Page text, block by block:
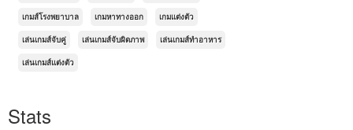
เกมส์โรงพยาบาล เกมหาทางออก เกมแต่งตัว
เล่นเกมส์จับคู่ เล่นเกมส์จับผิดภาพ เล่นเกมส์ทำอาหาร
เล่นเกมส์แต่งตัว
Stats